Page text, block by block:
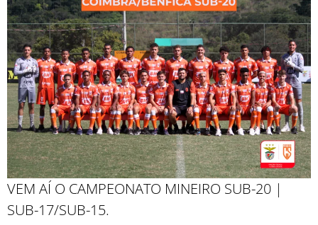
VEM AÍ O CAMPEONATO MINEIRO SUB-20 |
SUB-17/SUB-15.